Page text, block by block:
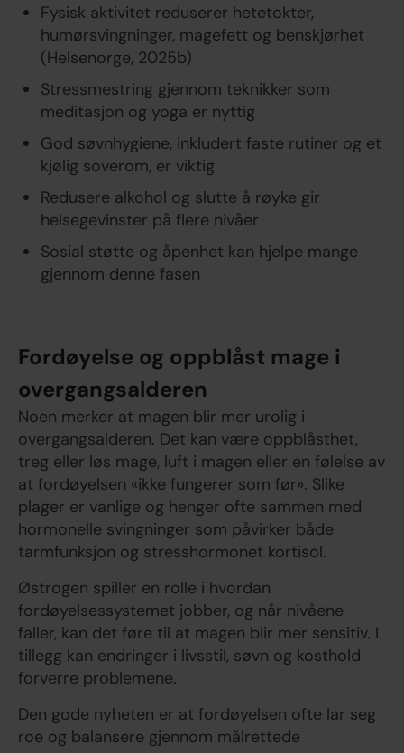
Fysisk aktivitet reduserer hetetokter,
humørsvingninger, magefett og benskjørhet
(Helsenorge, 2025b)
Stressmestring gjennom teknikker som
meditasjon og yoga er nyttig
God søvnhygiene, inkludert faste rutiner og et
kjølig soverom, er viktig
Redusere alkohol og slutte å røyke gir
helsegevinster på flere nivåer
Sosial støtte og åpenhet kan hjelpe mange
gjennom denne fasen
Fordøyelse og oppblåst mage i
overgangsalderen
Noen merker at magen blir mer urolig i
overgangsalderen. Det kan være oppblåsthet,
treg eller løs mage, luft i magen eller en følelse av
at fordøyelsen «ikke fungerer som før». Slike
plager er vanlige og henger ofte sammen med
hormonelle svingninger som påvirker både
tarmfunksjon og stresshormonet kortisol.
Østrogen spiller en rolle i hvordan
fordøyelsessystemet jobber, og når nivåene
faller, kan det føre til at magen blir mer sensitiv. I
tillegg kan endringer i livsstil, søvn og kosthold
forverre problemene.
Den gode nyheten er at fordøyelsen ofte lar seg
roe og balansere gjennom målrettede